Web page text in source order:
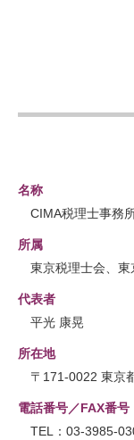
名称
CIMA税理士事務
所属
東京税理士会、東
代表者
平光 康晃
所在地
〒171-0022 東京
電話番号／FAX番号
TEL：03-3985-